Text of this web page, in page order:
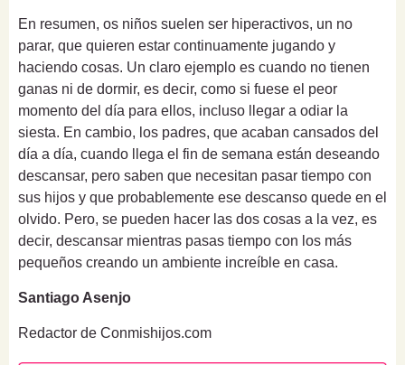
En resumen, os niños suelen ser hiperactivos, un no
parar, que quieren estar continuamente jugando y
haciendo cosas. Un claro ejemplo es cuando no tienen
ganas ni de dormir, es decir, como si fuese el peor
momento del día para ellos, incluso llegar a odiar la
siesta. En cambio, los padres, que acaban cansados del
día a día, cuando llega el fin de semana están deseando
descansar, pero saben que necesitan pasar tiempo con
sus hijos y que probablemente ese descanso quede en el
olvido. Pero, se pueden hacer las dos cosas a la vez, es
decir, descansar mientras pasas tiempo con los más
pequeños creando un ambiente increíble en casa.
Santiago Asenjo
Redactor de Conmishijos.com